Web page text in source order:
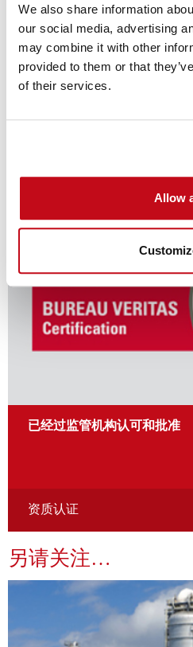
We also share information
our social media, advertising
may combine it with other
provided to them or that
of their services.
Allow
固世特对全球运输业趋势和发
已经过监管机构认可和批准
资质认证
另请关注…